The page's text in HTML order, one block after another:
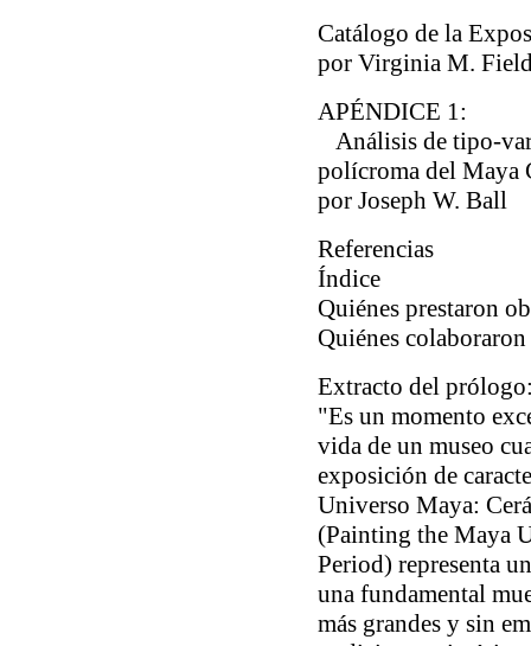
Catálogo de la
por Virginia M.
APÉNDICE 1:
Análisis de tipo-
polícroma del Maya
por Joseph W. Ball
Referencias
Índice
Quiénes prestaron
Quiénes colaboraron
Extracto del
"Es un momento
vida de un museo
exposición de
Universo Maya:
(Painting the Maya
Period) representa
una fundamental
más grandes y sin